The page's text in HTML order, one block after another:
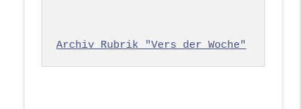
Archiv Rubrik "Vers der Woche"